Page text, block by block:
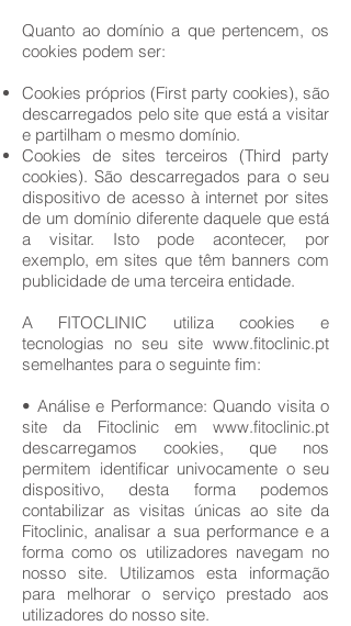
Quanto ao domínio a que pertencem, os
cookies podem ser:
Cookies próprios (First party cookies), são
descarregados pelo site que está a visitar
e partilham o mesmo domínio.
Cookies de sites terceiros (Third party
cookies). São descarregados para o seu
dispositivo de acesso à internet por sites
de um domínio diferente daquele que está
a visitar. Isto pode acontecer, por
exemplo, em sites que têm banners com
publicidade de uma terceira entidade.
A FITOCLINIC utiliza cookies e
tecnologias no seu site www.fitoclinic.pt
semelhantes para o seguinte fim:
• Análise e Performance: Quando visita o
site da Fitoclinic em www.fitoclinic.pt
descarregamos cookies, que nos
permitem identificar univocamente o seu
dispositivo, desta forma podemos
contabilizar as visitas únicas ao site da
Fitoclinic, analisar a sua performance e a
forma como os utilizadores navegam no
nosso site. Utilizamos esta informação
para melhorar o serviço prestado aos
utilizadores do nosso site.